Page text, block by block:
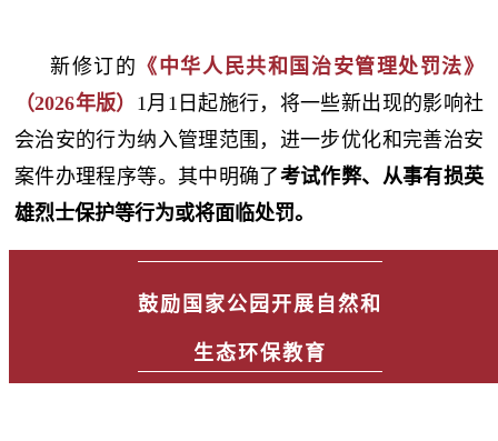
新修订的 《中华人民共和国治安管理处罚法》
（2026年版） 1月1日起施行，将一些新出现的影响社
会治安的行为纳入管理范围，进一步优化和完善治安
案件办理程序等。其中明确了考试作弊、从事有损英
雄烈士保护等行为或将面临处罚。
鼓励国家公园开展自然和
生态环保教育